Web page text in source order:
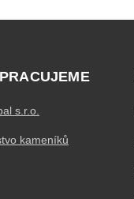
s.r.o.
kameníků